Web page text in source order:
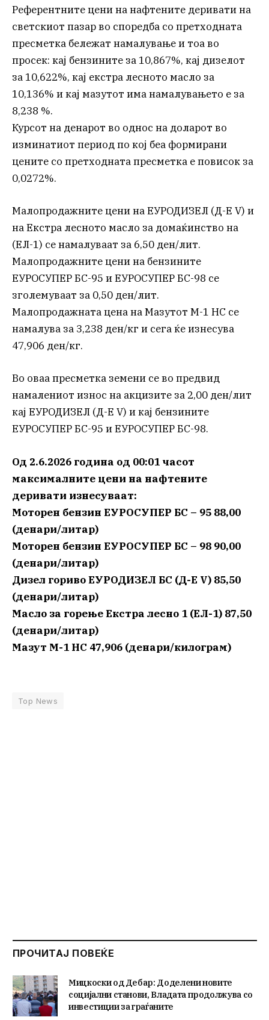
Референтните цени на нафтените деривати на
светскиот пазар во споредба со претходната
пресметка бележат намалување и тоа во
просек: кај бензините за 10,867%, кај дизелот
за 10,622%, кај екстра лесното масло за
10,136% и кај мазутот има намалувањето е за
8,238 %.
Курсот на денарот во однос на доларот во
изминатиот период по кој беа формирани
цените со претходната пресметка е повисок за
0,0272%.
Малопродажните цени на ЕУРОДИЗЕЛ (Д-Е V) и
на Екстра лесното масло за домаќинство на
(ЕЛ-1) се намалуваат за 6,50 ден/лит.
Малопродажните цени на бензините
ЕУРОСУПЕР БС-95 и ЕУРОСУПЕР БС-98 се
зголемуваат за 0,50 ден/лит.
Малопродажната цена на Мазутот М-1 НС се
намалува за 3,238 ден/кг и сега ќе изнесува
47,906 ден/кг.
Во оваа пресметка земени се во предвид
намалениот износ на акцизите за 2,00 ден/лит
кај ЕУРОДИЗЕЛ (Д-Е V) и кај бензините
ЕУРОСУПЕР БС-95 и ЕУРОСУПЕР БС-98.
Од 2.6.2026 година од 00:01 часот
максималните цени на нафтените
деривати изнесуваат:
Моторен бензин ЕУРОСУПЕР БС – 95 88,00
(денари/литар)
Моторен бензин ЕУРОСУПЕР БС – 98 90,00
(денари/литар)
Дизел гориво ЕУРОДИЗЕЛ БС (Д-Е V) 85,50
(денари/литар)
Масло за горење Екстра лесно 1 (ЕЛ-1) 87,50
(денари/литар)
Мазут М-1 НС 47,906 (денари/килограм)
Top News
ПРОЧИТАЈ ПОВЕЌЕ
Мицкоски од Дебар: Доделени новите
социјални станови, Владата продолжува со
инвестиции за граѓаните